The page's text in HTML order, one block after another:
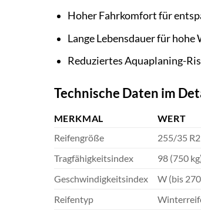
Hoher Fahrkomfort für
Lange Lebensdauer für
Reduziertes Aquaplaning-
Technische Daten im
MERKMAL
WERT
Reifengröße
255/35
Tragfähigkeitsindex
98 (750
Geschwindigkeitsindex
W (bis
Reifentyp